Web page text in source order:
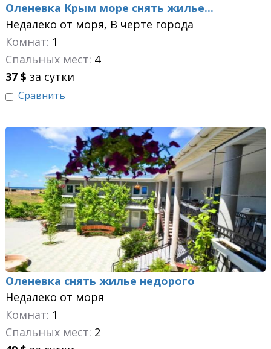
Оленевка Крым море снять жилье...
Недалеко от моря, В черте города
Комнат: 1
Спальных мест: 4
37 $ за сутки
Сравнить
Оленевка снять жилье недорого
Недалеко от моря
Комнат: 1
Спальных мест: 2